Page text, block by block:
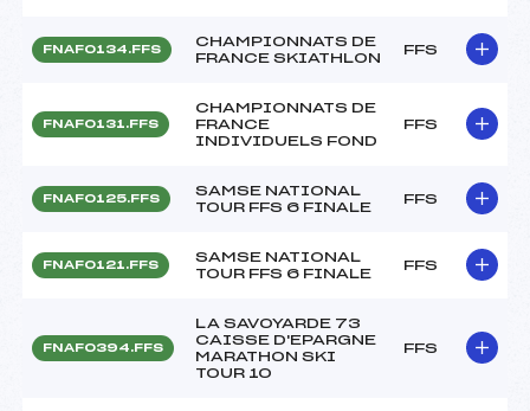
FNAF0134.FFS
CHAMPIONNATS DE
FRANCE SKIATHLON
FFS
FNAF0131.FFS
CHAMPIONNATS DE
FRANCE
INDIVIDUELS FOND
FFS
FNAF0125.FFS
SAMSE NATIONAL
TOUR FFS 6 FINALE
FFS
FNAF0121.FFS
SAMSE NATIONAL
TOUR FFS 6 FINALE
FFS
FNAF0394.FFS
LA SAVOYARDE 73
CAISSE D'EPARGNE
MARATHON SKI
TOUR 10
FFS